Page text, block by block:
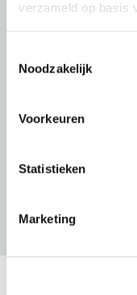
verzameld op basis
Noodzakelijk
Voorkeuren
Statistieken
Marketing
Flipboard